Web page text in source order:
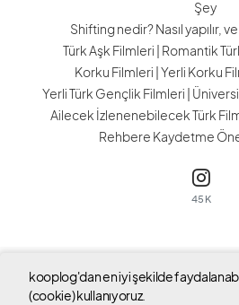
Şey
Shifting nedir? Nasıl yapılır,
Türk Aşk Filmleri | Romantik
Korku Filmleri | Yerli Korku
Yerli Türk Gençlik Filmleri |
Ailecek İzlenenebilecek Türk
Rehbere Kaydetme
45K
Tüm hakları saklıdır ©
kooplog'dan en iyi şekilde
(cookie) kullanıyoruz.